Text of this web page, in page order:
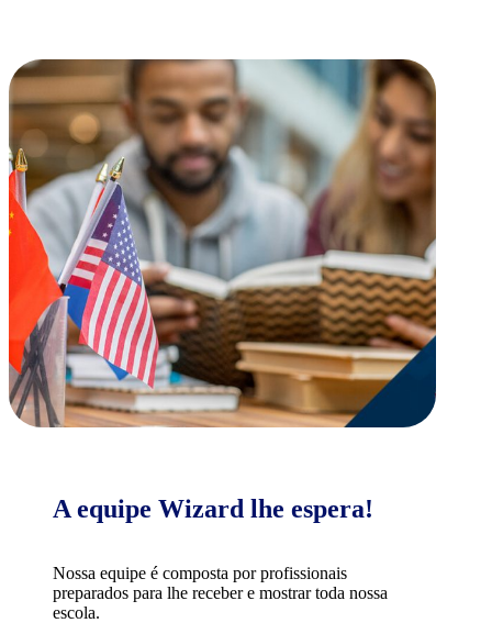
A equipe Wizard lhe espera!
Nossa equipe é composta por profissionais
preparados para lhe receber e mostrar toda nossa
escola.